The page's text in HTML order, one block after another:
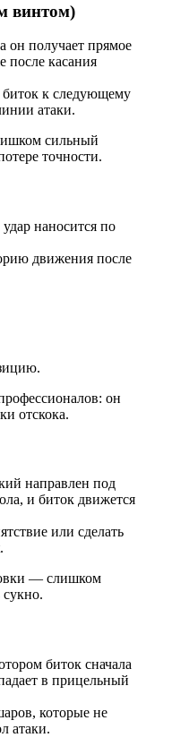
винтом)
он получает прямое
после касания
биток к следующему
атаки.
сильный
точности.
наносится по
движения после
он
отскока.
направлен под
и биток движется
или сделать
— слишком
биток сначала
в прицельный
которые не
атаки.